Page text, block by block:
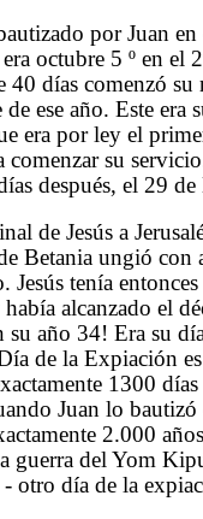
por Juan
octubre 5 º en el
40 días comenzó
ese año. Este era
era por ley el
comenzar su
después, el 29
de Jesús a
Betania ungió con
Jesús tenía
había alcanzado el
su año 34! Era su
de la Expiación
1300
Juan lo bautizó
2.000
guerra del Yom
otro día de la